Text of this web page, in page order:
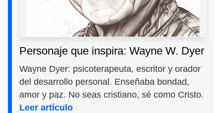
Personaje que inspira: Wayne W. Dyer
Wayne Dyer: psicoterapeuta, escritor y orador
del desarrollo personal. Enseñaba bondad,
amor y paz. No seas cristiano, sé como Cristo.
Leer artículo